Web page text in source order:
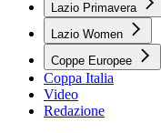
Lazio Primavera
Lazio Women
Coppe Europee
Coppa Italia
Video
Redazione